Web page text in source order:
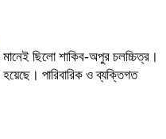
ছিলো শাকিব-অপুর চলচ্চিত্র।
পারিবারিক ও ব্যক্তিগত